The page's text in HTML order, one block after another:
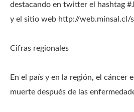
destacando en twitter el hashtag
y el sitio web http://web.minsal.cl/
Cifras regionales
En el país y en la región, el cáncer
muerte después de las